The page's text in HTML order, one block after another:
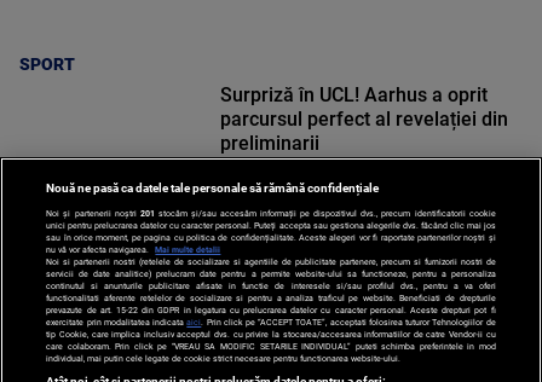
SPORT
SPORT
Surpriză în UCL! Aarhus a oprit
parcursul perfect al revelației din
preliminarii
Nouă ne pasă ca datele tale personale să rămână confidențiale
Noi și partenerii noștri 201 stocăm și/sau accesăm informații pe dispozitivul dvs., precum identificatorii cookie
unici pentru prelucrarea datelor cu caracter personal. Puteți accepta sau gestiona alegerile dvs. făcând clic mai jos
sau în orice moment, pe pagina cu politica de confidențialitate. Aceste alegeri vor fi raportate partenerilor noștri și
nu vă vor afecta navigarea.
Mai multe detalii
Noi si partenerii nostri (retelele de socializare si agentiile de publicitate partenere, precum si furnizorii nostri de
servicii de date analitice) prelucram date pentru a permite website-ului sa functioneze, pentru a personaliza
continutul si anunturile publicitare afisate in functie de interesele si/sau profilul dvs., pentru a va oferi
functionalitati aferente retelelor de socializare si pentru a analiza traficul pe website. Beneficiati de drepturile
prevazute de art. 15-22 din GDPR in legatura cu prelucrarea datelor cu caracter personal. Aceste drepturi pot fi
exercitate prin modalitatea indicataaici . Prin click pe “ACCEPT TOATE”, acceptati folosirea tuturor Tehnologiilor de
tip Cookie, care implica inclusiv acceptul dvs. cu privire la stocarea/accesarea informatiilor de catre Vendor-ii cu
care colaboram. Prin click pe “VREAU SA MODIFIC SETARILE INDIVIDUAL” puteti schimba preferintele in mod
individual, mai putin cele legate de cookie strict necesare pentru functionarea website-ului.